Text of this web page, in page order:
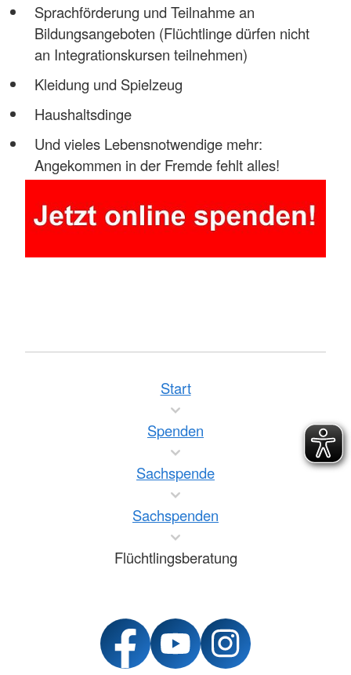
Sprachförderung und Teilnahme an
Bildungsangeboten (Flüchtlinge dürfen nicht
an Integrationskursen teilnehmen)
Kleidung und Spielzeug
Haushaltsdinge
Und vieles Lebensnotwendige mehr:
Angekommen in der Fremde fehlt alles!
Start
Spenden
Sachspende
Sachspenden
Flüchtlingsberatung